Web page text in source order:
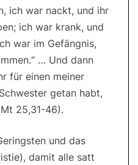
ich war nackt, und ihr
ich war krank, und
war im Gefängnis,
… Und dann
für einen meiner
getan habt,
25,31-46).
und das
damit alle satt